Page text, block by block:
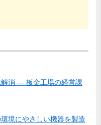
消 ― 板金工場の経営課
境にやさしい機器を製造